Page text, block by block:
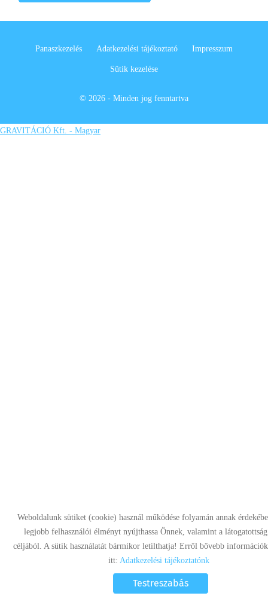
© 2026 - Minden jog fenntartva
Panaszkezelés Adatkezelési tájékoztató Impresszum
Sütik kezelése
Testreszabás
Weboldalunk sütiket (cookie) használ működése folyamán annak
legjobb felhasználói élményt nyújthassa Önnek, valamint a látogatottság
céljából. A sütik használatát bármikor letilthatja! Erről bővebb
itt: Adatkezelési tájékoztatónk
GRAVITÁCIÓ Kft. - Magyar